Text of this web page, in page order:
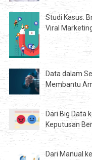
Studi Kasus:
Viral
Data dalam
Membantu
Dari Big Data
Keputusan
Dari Manual